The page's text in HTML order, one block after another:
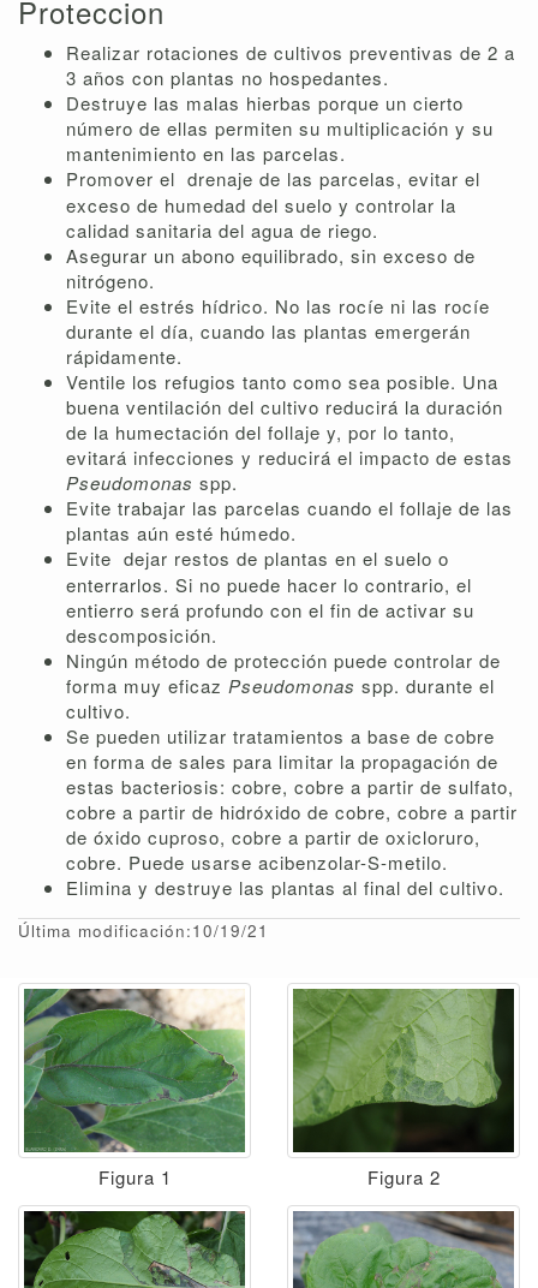
Proteccion
Realizar rotaciones de cultivos preventivas de 2 a
3 años con plantas no hospedantes.
Destruye las malas hierbas porque un cierto
número de ellas permiten su multiplicación y su
mantenimiento en las parcelas.
Promover el drenaje de las parcelas, evitar el
exceso de humedad del suelo y controlar la
calidad sanitaria del agua de riego.
Asegurar un abono equilibrado, sin exceso de
nitrógeno.
Evite el estrés hídrico. No las rocíe ni las rocíe
durante el día, cuando las plantas emergerán
rápidamente.
Ventile los refugios tanto como sea posible. Una
buena ventilación del cultivo reducirá la duración
de la humectación del follaje y, por lo tanto,
evitará infecciones y reducirá el impacto de estas
Pseudomonas spp.
Evite trabajar las parcelas cuando el follaje de las
plantas aún esté húmedo.
Evite dejar restos de plantas en el suelo o
enterrarlos. Si no puede hacer lo contrario, el
entierro será profundo con el fin de activar su
descomposición.
Ningún método de protección puede controlar de
forma muy eficaz Pseudomonas spp. durante el
cultivo.
Se pueden utilizar tratamientos a base de cobre
en forma de sales para limitar la propagación de
estas bacteriosis: cobre, cobre a partir de sulfato,
cobre a partir de hidróxido de cobre, cobre a partir
de óxido cuproso, cobre a partir de oxicloruro,
cobre. Puede usarse acibenzolar-S-metilo.
Elimina y destruye las plantas al final del cultivo.
Última modificación:10/19/21
Figura 1 Figura 2